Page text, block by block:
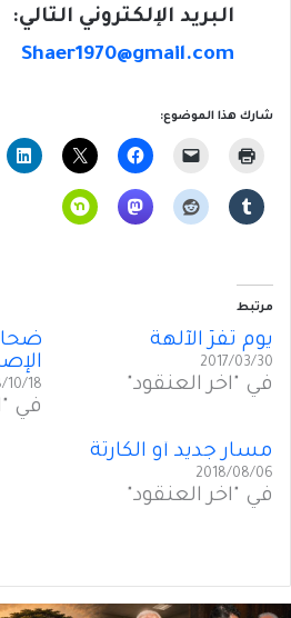
البريد الإلكتروني التالي:
Shaer1970@gmail.com
شارك هذا الموضوع:
مرتبط
يوم تفرّ الآلهة
2017/03/30
في "آخر العنقود" 10/18
في
مسار جديد أو الكارثة
2018/08/06
في "آخر العنقود"